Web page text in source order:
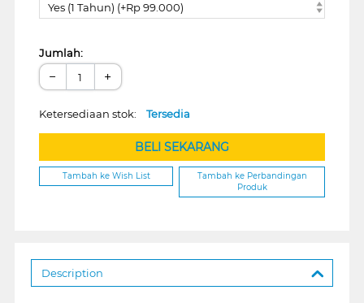
Yes (1 Tahun) (+Rp 99.000)
Jumlah:
− +
Ketersediaan stok: Tersedia
BELI SEKARANG
Tambah ke Wish List
Tambah ke Perbandingan
Produk
Description